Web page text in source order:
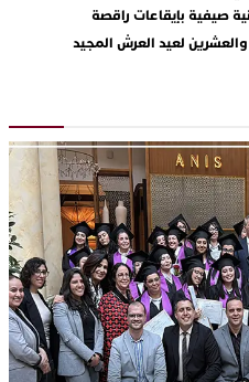
صيفية بإيقاعات راقصة
لعيد العرش المجيد
وتؤكد مكانتها بأداء مميز في
كواليس مثيرة لعملية تحرير
التكوين بالجديدة ويستضيف